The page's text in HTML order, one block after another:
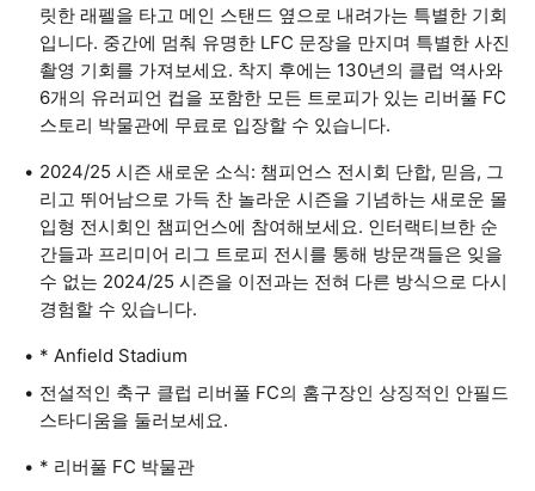
릿한 래펠을 타고 메인 스탠드 옆으로 내려가는 특별한 기회
입니다. 중간에 멈춰 유명한 LFC 문장을 만지며 특별한 사진
촬영 기회를 가져보세요. 착지 후에는 130년의 클럽 역사와
6개의 유러피언 컵을 포함한 모든 트로피가 있는 리버풀 FC
스토리 박물관에 무료로 입장할 수 있습니다.
2024/25 시즌 새로운 소식: 챔피언스 전시회 단합, 믿음, 그
리고 뛰어남으로 가득 찬 놀라운 시즌을 기념하는 새로운 몰
입형 전시회인 챔피언스에 참여해보세요. 인터랙티브한 순
간들과 프리미어 리그 트로피 전시를 통해 방문객들은 잊을
수 없는 2024/25 시즌을 이전과는 전혀 다른 방식으로 다시
경험할 수 있습니다.
* Anfield Stadium
전설적인 축구 클럽 리버풀 FC의 홈구장인 상징적인 안필드
스타디움을 둘러보세요.
* 리버풀 FC 박물관